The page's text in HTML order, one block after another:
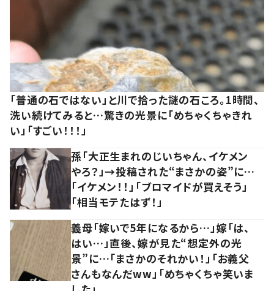
「普通の石ではない」と川で拾った謎の石ころ。1時間、
洗い続けてみると…驚きの光景に「めちゃくちゃきれ
い」「すごい！！！」
孫「大正生まれのじいちゃん、イケメン
やろ？」→投稿された“まさかの姿”に…
「イケメン！！」「ブロマイドが買えそう」
「相当モテたはず！」
義母「嫁いで5年になるから…」嫁「は、
はい…」直後、嫁が見た“想定外の光
景”に…「まさかのそれかい！」「お義父
さんもなんだww」「めちゃくちゃ笑いま